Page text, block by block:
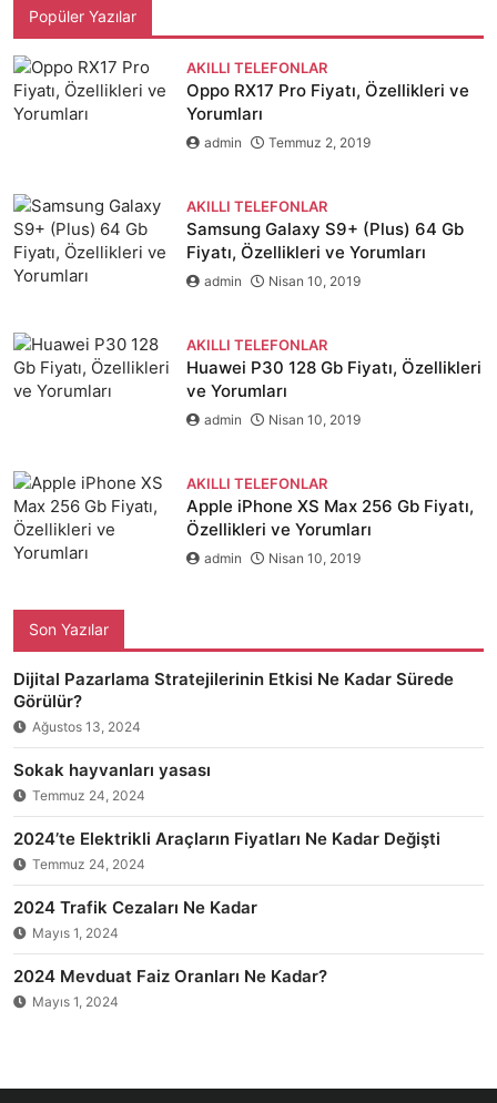
Popüler Yazılar
AKILLI TELEFONLAR
Oppo RX17 Pro Fiyatı, Özellikleri ve
Yorumları
admin Temmuz 2, 2019
AKILLI TELEFONLAR
Samsung Galaxy S9+ (Plus) 64 Gb
Fiyatı, Özellikleri ve Yorumları
admin Nisan 10, 2019
AKILLI TELEFONLAR
Huawei P30 128 Gb Fiyatı, Özellikleri
ve Yorumları
admin Nisan 10, 2019
AKILLI TELEFONLAR
Apple iPhone XS Max 256 Gb Fiyatı,
Özellikleri ve Yorumları
admin Nisan 10, 2019
Son Yazılar
Dijital Pazarlama Stratejilerinin Etkisi Ne Kadar Sürede
Görülür?
Ağustos 13, 2024
Sokak hayvanları yasası
Temmuz 24, 2024
2024’te Elektrikli Araçların Fiyatları Ne Kadar Değişti
Temmuz 24, 2024
2024 Trafik Cezaları Ne Kadar
Mayıs 1, 2024
2024 Mevduat Faiz Oranları Ne Kadar?
Mayıs 1, 2024